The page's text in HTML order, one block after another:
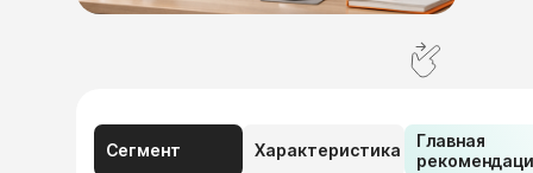
Сегмент Характеристика
Главная